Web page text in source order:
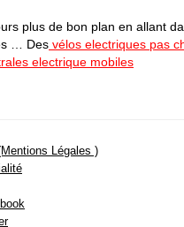
plus de bon plan en allant
… Des vélos electriques pas
electrique mobiles
Légales )